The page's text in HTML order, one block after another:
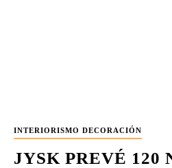
INTERIORISMO DECORACIÓN
JYSK PREVÉ 120